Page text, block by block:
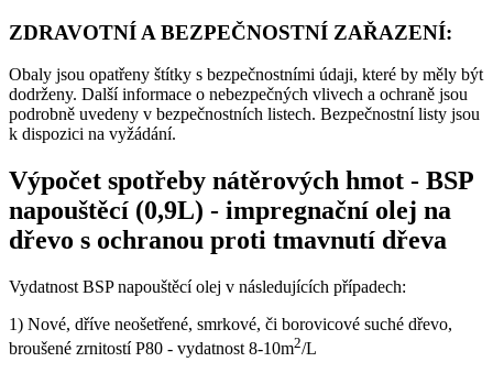
ZDRAVOTNÍ A BEZPEČNOSTNÍ ZAŘAZENÍ:
Obaly jsou opatřeny štítky s bezpečnostními údaji, které by měly být
dodrženy. Další informace o nebezpečných vlivech a ochraně jsou
podrobně uvedeny v bezpečnostních listech. Bezpečnostní listy jsou
k dispozici na vyžádání.
Výpočet spotřeby nátěrových hmot - BSP
napouštěcí (0,9L) - impregnační olej na
dřevo s ochranou proti tmavnutí dřeva
Vydatnost BSP napouštěcí olej v následujících případech:
1) Nové, dříve neošetřené, smrkové, či borovicové suché dřevo,
broušené zrnitostí P80 - vydatnost 8-10m2/L